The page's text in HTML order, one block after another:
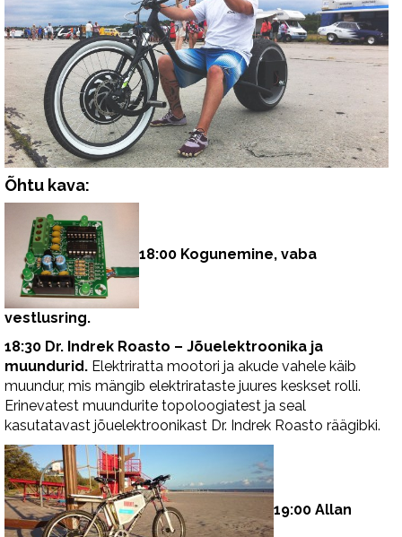
Õhtu kava:
18:00 Kogunemine, vaba
vestlusring.
18:30 Dr. Indrek Roasto – Jõuelektroonika ja
muundurid. Elektriratta mootori ja akude vahele käib
muundur, mis mängib elektrirataste juures keskset rolli.
Erinevatest muundurite topoloogiatest ja seal
kasutatavast jõuelektroonikast Dr. Indrek Roasto räägibki.
19:00 Allan